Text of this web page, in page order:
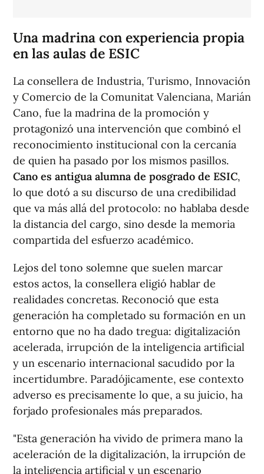
Una madrina con experiencia propia
en las aulas de ESIC
La consellera de Industria, Turismo, Innovación
y Comercio de la Comunitat Valenciana, Marián
Cano, fue la madrina de la promoción y
protagonizó una intervención que combinó el
reconocimiento institucional con la cercanía
de quien ha pasado por los mismos pasillos.
Cano es antigua alumna de posgrado de ESIC,
lo que dotó a su discurso de una credibilidad
que va más allá del protocolo: no hablaba desde
la distancia del cargo, sino desde la memoria
compartida del esfuerzo académico.
Lejos del tono solemne que suelen marcar
estos actos, la consellera eligió hablar de
realidades concretas. Reconoció que esta
generación ha completado su formación en un
entorno que no ha dado tregua: digitalización
acelerada, irrupción de la inteligencia artificial
y un escenario internacional sacudido por la
incertidumbre. Paradójicamente, ese contexto
adverso es precisamente lo que, a su juicio, ha
forjado profesionales más preparados.
"Esta generación ha vivido de primera mano la
aceleración de la digitalización, la irrupción de
la inteligencia artificial y un escenario